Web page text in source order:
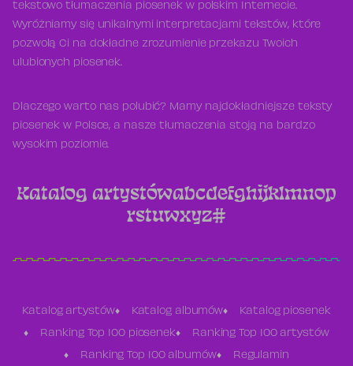
tekstowo tłumaczenia piosenek w polskim Internecie.
Wyróżniamy się unikalnymi interpretacjami tekstów, które
pozwolą Ci na dokładne zrozumienie przekazu Twoich
ulubionych piosenek.
Dlaczego warto nas polubić? Mamy najdokładniejsze teksty
piosenek w Polsce, a nasze tłumaczenia stoją na bardzo
wysokim poziomie.
Katalog artystówabcdefghijklmnop
rstuwxyz#
Katalog artystów Katalog albumów Katalog piosenek
Ranking Top 100 piosenek Ranking Top 100 artystów
Ranking Top 100 albumów Regulamin